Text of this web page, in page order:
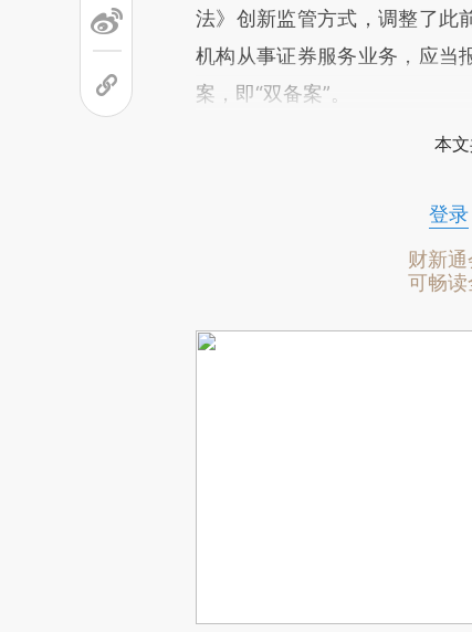
法》创新监管方式，调整了此
机构从事证券服务业务，应当
案，即“双备案”。
本
登录
财新通
可畅读